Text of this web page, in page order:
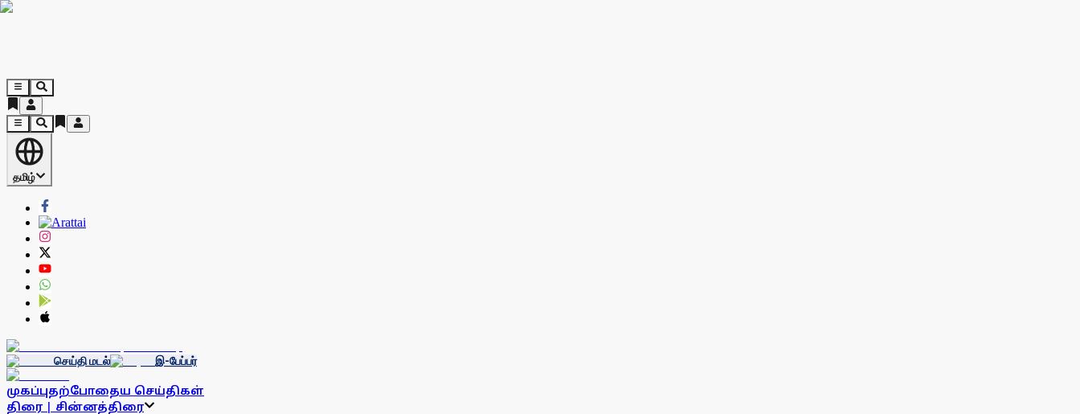
தமிழ்
செய்தி மடல் இ-பேப்பர்
முகப்புதற்போதைய செய்திகள்
திரை | சின்னத்திரை